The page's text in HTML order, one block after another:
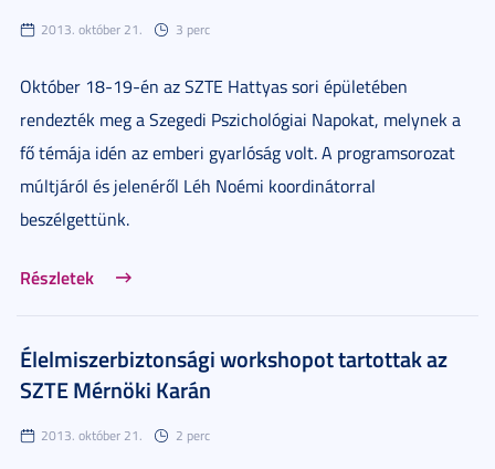
2013. október 21. 3 perc
Október 18-19-én az SZTE Hattyas sori épületében
rendezték meg a Szegedi Pszichológiai Napokat, melynek a
fő témája idén az emberi gyarlóság volt. A programsorozat
múltjáról és jelenéről Léh Noémi koordinátorral
beszélgettünk.
Részletek
Élelmiszerbiztonsági workshopot tartottak az
SZTE Mérnöki Karán
2013. október 21. 2 perc